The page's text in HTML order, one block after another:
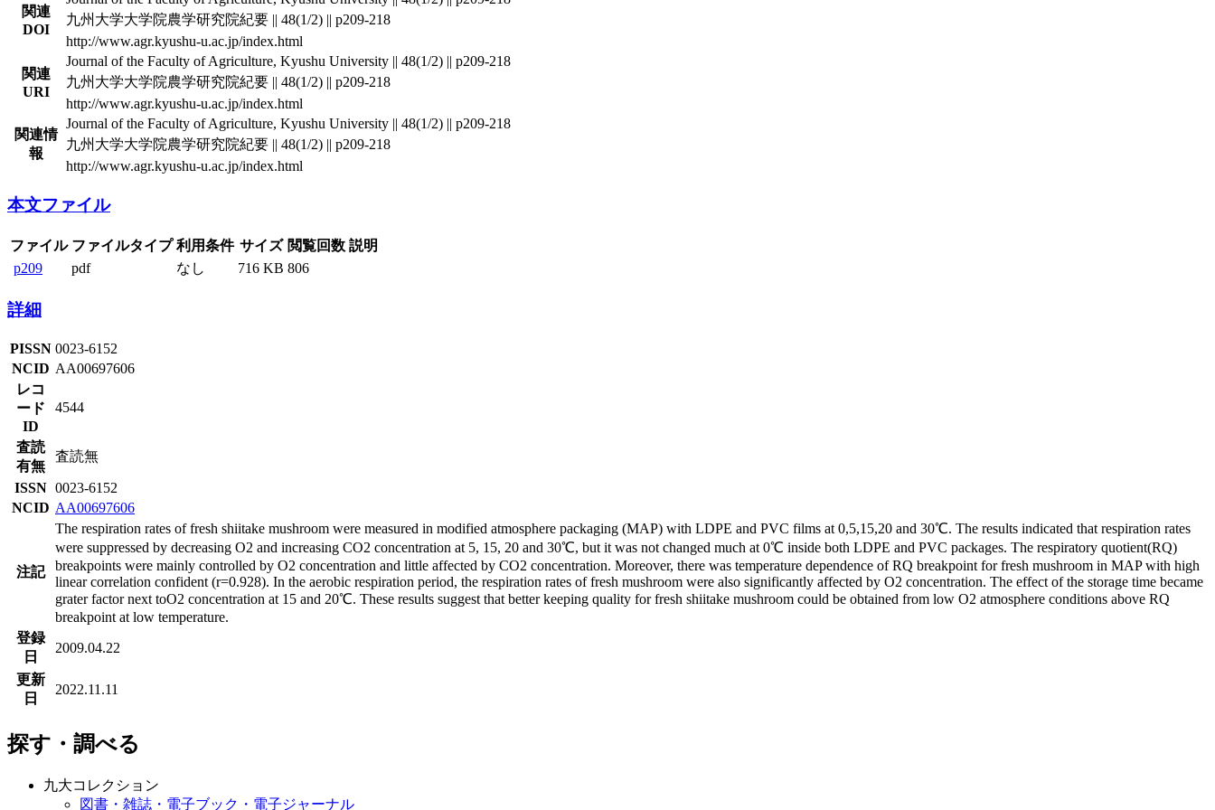
関連
DOI
九州大学大学院農学研究院紀要 || 48(1/2) || p209-218
http://www.agr.kyushu-u.ac.jp/index.html
関連
URI
Journal of the Faculty of Agriculture, Kyushu University || 48(1/2) || p209-218
九州大学大学院農学研究院紀要 || 48(1/2) || p209-218
http://www.agr.kyushu-u.ac.jp/index.html
関連情
報
Journal of the Faculty of Agriculture, Kyushu University || 48(1/2) || p209-218
九州大学大学院農学研究院紀要 || 48(1/2) || p209-218
http://www.agr.kyushu-u.ac.jp/index.html
本文ファイル
ファイル ファイルタイプ 利用条件 サイズ 閲覧回数 説明
p209
pdf なし 716 KB 806
詳細
PISSN 0023-6152
NCID AA00697606
レコ
ード
ID
4544
査読
有無
査読無
ISSN 0023-6152
NCID AA00697606
注記
The respiration rates of fresh shiitake mushroom were measured in modified atmosphere packaging (MAP) with LDPE and PVC films at 0,5,15,20 and 30℃. The results indicated that respiration rates
were suppressed by decreasing O2 and increasing CO2 concentration at 5, 15, 20 and 30℃, but it was not changed much at 0℃ inside both LDPE and PVC packages. The respiratory quotient(RQ)
breakpoints were mainly controlled by O2 concentration and little affected by CO2 concentration. Moreover, there was temperature dependence of RQ breakpoint for fresh mushroom in MAP with high
linear correlation confident (r=0.928). In the aerobic respiration period, the respiration rates of fresh mushroom were also significantly affected by O2 concentration. The effect of the storage time became
grater factor next toO2 concentration at 15 and 20℃. These results suggest that better keeping quality for fresh shiitake mushroom could be obtained from low O2 atmosphere conditions above RQ
breakpoint at low temperature.
登録
日
2009.04.22
更新
日
2022.11.11
探す・調べる
九大コレクション
図書・雑誌・電子ブック・電子ジャーナル